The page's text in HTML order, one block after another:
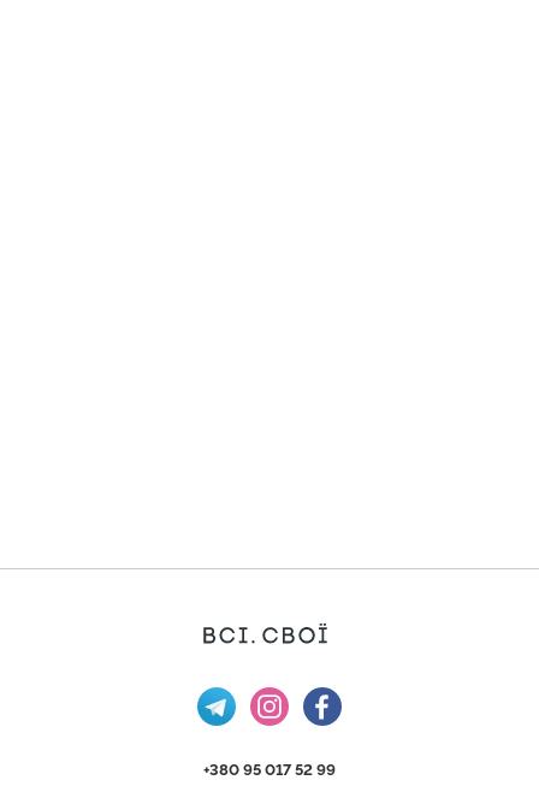
+380 95 017 52 99